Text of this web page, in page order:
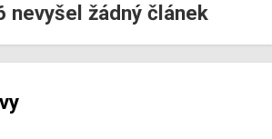
nevyšel žádný článek